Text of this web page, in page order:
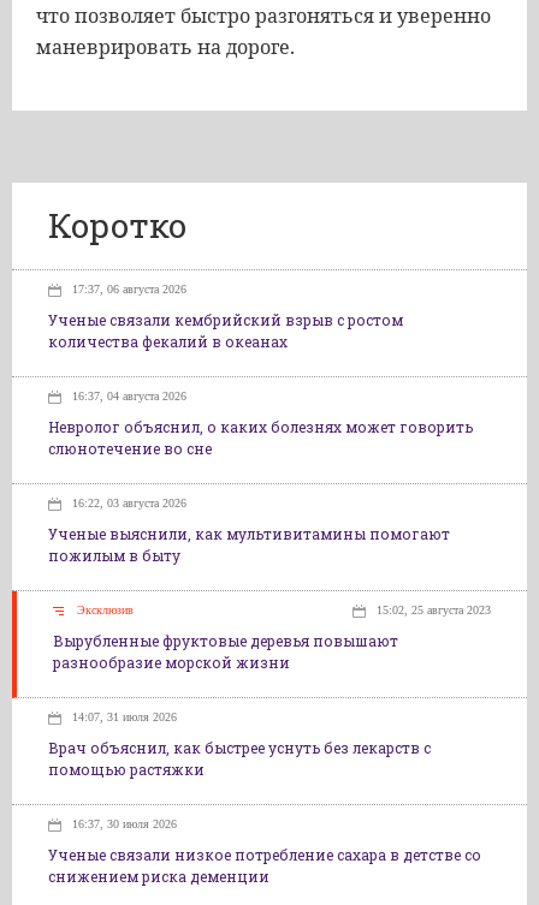
что позволяет быстро разгоняться и уверенно
маневрировать на дороге.
Коротко
17:37, 06 августа 2026
Ученые связали кембрийский взрыв с ростом
количества фекалий в океанах
16:37, 04 августа 2026
Невролог объяснил, о каких болезнях может говорить
слюнотечение во сне
16:22, 03 августа 2026
Ученые выяснили, как мультивитамины помогают
пожилым в быту
Эксклюзив 15:02, 25 августа 2023
Вырубленные фруктовые деревья повышают
разнообразие морской жизни
14:07, 31 июля 2026
Врач объяснил, как быстрее уснуть без лекарств с
помощью растяжки
16:37, 30 июля 2026
Ученые связали низкое потребление сахара в детстве со
снижением риска деменции